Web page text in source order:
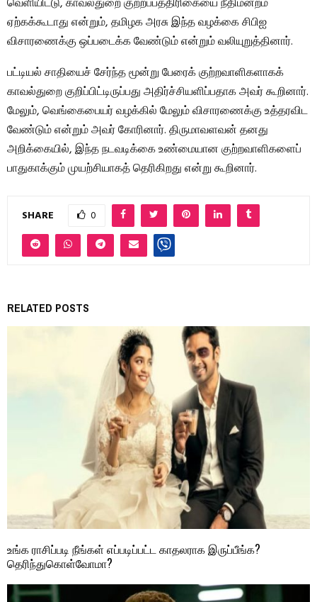
வெளியிட்டு, காவல்துறை குற்றப்பத்திரிகையை நீதிமன்றம்
ஏற்கக்கூடாது என்றும், தமிழக அரசு இந்த வழக்கை சிபிஐ
விசாரணைக்கு ஒப்படைக்க வேண்டும் என்றும் வலியுறுத்தினார்.
பட்டியல் சாதியைச் சேர்ந்த மூன்று பேரைக் குற்றவாளிகளாகக்
காவல்துறை குறிப்பிட்டிருப்பது அதிர்ச்சியளிப்பதாக அவர் கூறினார்.
மேலும், வெங்கைபையர் வழக்கில் மேலும் விசாரணைக்கு உத்தரவிட
வேண்டும் என்றும் அவர் கோரினார். திருமாவளவன் தனது
அறிக்கையில், இந்த நடவடிக்கை உண்மையான குற்றவாளிகளைப்
பாதுகாக்கும் முயற்சியாகத் தெரிகிறது என்று கூறினார்.
SHARE 0
RELATED POSTS
உங்க ராசிப்படி நீங்கள் எப்படிப்பட்ட காதலராக இருப்பீங்க?
தெரிந்துகொள்வோமா?